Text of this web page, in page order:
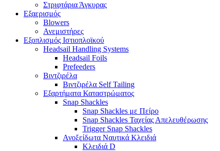
Στριφτάρια Άγκυρας
Εξαερισμός
Blowers
Ανεμιστήρες
Εξοπλισμός Ιστιοπλοϊκού
Headsail Handling Systems
Headsail Foils
Prefeeders
Βιντζιρέλα
Βιντζιρέλα Self Tailing
Εξαρτήματα Καταστρώματος
Snap Shackles
Snap Shackles με Πείρο
Snap Shackles Ταχείας Απελευθέρωσης
Trigger Snap Shackles
Ανοξείδωτα Ναυτικά Κλειδιά
Κλειδιά D